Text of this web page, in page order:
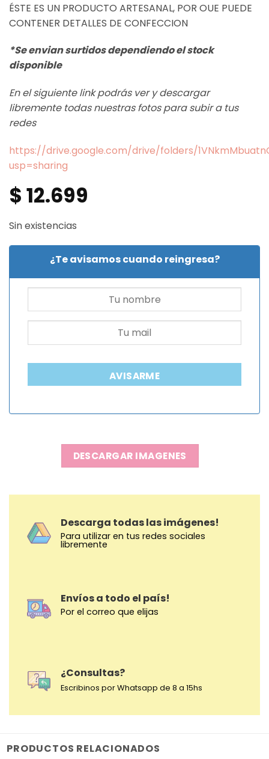
ÉSTE ES UN PRODUCTO ARTESANAL, POR OUE PUEDE
CONTENER DETALLES DE CONFECCION
*Se envian surtidos dependiendo el stock
disponible
En el siguiente link podrás ver y descargar
libremente todas nuestras fotos para subir a tus
redes
https://drive.google.com/drive/folders/
usp=sharing
$12.699
Sin existencias
¿Te avisamos cuando reingresa?
AVISARME
DESCARGAR IMAGENES
Descarga todas las imágenes!
Para utilizar en tus redes sociales
libremente
Envíos a todo el país!
Por el correo que elijas
¿Consultas?
Escribinos por Whatsapp de 8 a 15hs
PRODUCTOS RELACIONADOS